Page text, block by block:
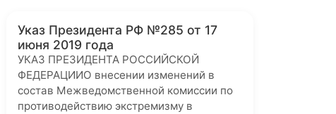
Указ Президента РФ №285 от 17
июня 2019 года
УКАЗ ПРЕЗИДЕНТА РОССИЙСКОЙ
ФЕДЕРАЦИИО внесении изменений в
состав Межведомственной комиссии по
противодействию экстремизму в